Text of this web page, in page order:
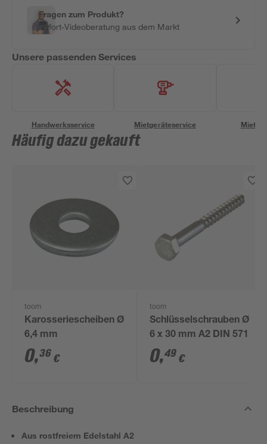
Fragen zum Produkt?
Sofort-Videoberatung aus dem Markt
Unsere passenden Services
Handwerksservice Mietgeräteservice
Häufig dazu gekauft
toom
Karosseriescheiben Ø
6,4 mm
0,36 €
toom
Schlüsselschrauben Ø
6 x 30 mm A2 DIN 571
0,49 €
Beschreibung
Aus rostfreiem Edelstahl A2